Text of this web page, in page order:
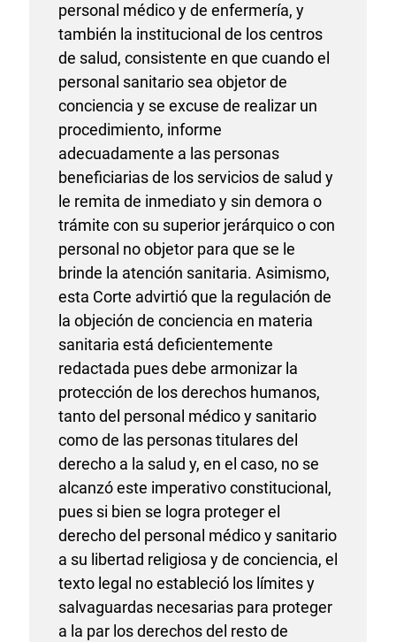
personal médico y de enfermería, y
también la institucional de los centros
de salud, consistente en que cuando el
personal sanitario sea objetor de
conciencia y se excuse de realizar un
procedimiento, informe
adecuadamente a las personas
beneficiarias de los servicios de salud y
le remita de inmediato y sin demora o
trámite con su superior jerárquico o con
personal no objetor para que se le
brinde la atención sanitaria. Asimismo,
esta Corte advirtió que la regulación de
la objeción de conciencia en materia
sanitaria está deficientemente
redactada pues debe armonizar la
protección de los derechos humanos,
tanto del personal médico y sanitario
como de las personas titulares del
derecho a la salud y, en el caso, no se
alcanzó este imperativo constitucional,
pues si bien se logra proteger el
derecho del personal médico y sanitario
a su libertad religiosa y de conciencia, el
texto legal no estableció los límites y
salvaguardas necesarias para proteger
a la par los derechos del resto de